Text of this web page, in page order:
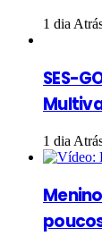
1 dia
SES-
1 dia